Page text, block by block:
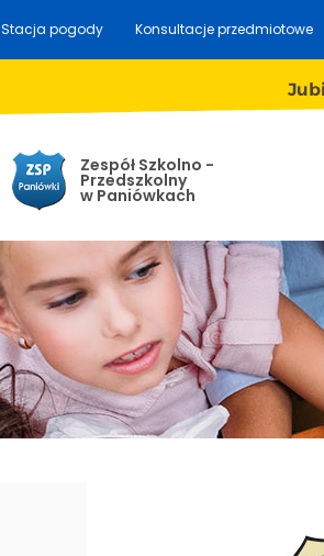
Stacja pogody Konsultacje przedmiotowe
Zespół Szkolno -
Przedszkolny
w Paniówkach